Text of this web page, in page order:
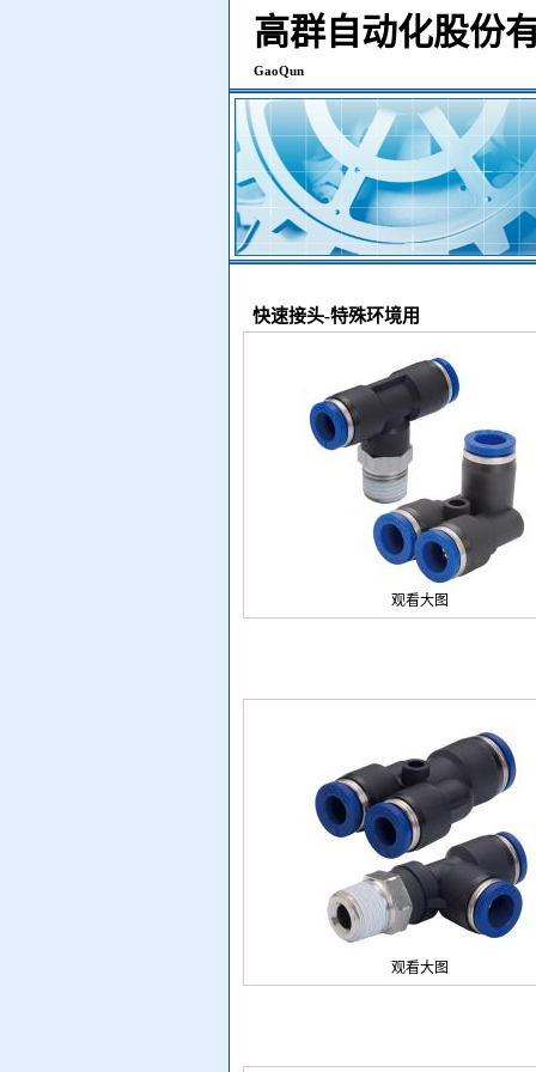
高群自动化股份
GaoQun
快速接头-特殊环境用
观看大图
观看大图